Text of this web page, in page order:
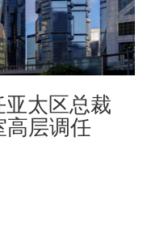
亚太区总裁
层调任